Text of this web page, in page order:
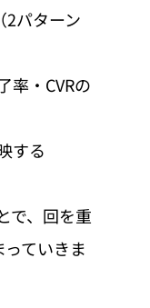
2パターン
率・CVRの
する
で、回を重
ていきま